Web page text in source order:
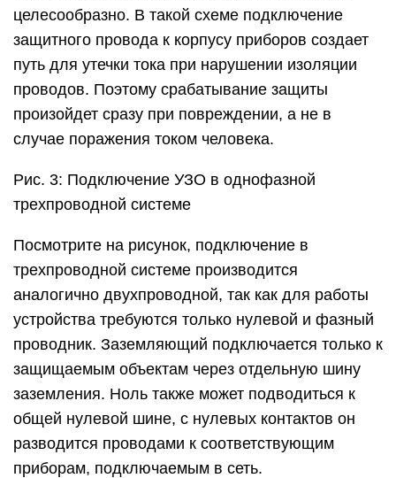
целесообразно. В такой схеме подключение
защитного провода к корпусу приборов создает
путь для утечки тока при нарушении изоляции
проводов. Поэтому срабатывание защиты
произойдет сразу при повреждении, а не в
случае поражения током человека.
Рис. 3: Подключение УЗО в однофазной
трехпроводной системе
Посмотрите на рисунок, подключение в
трехпроводной системе производится
аналогично двухпроводной, так как для работы
устройства требуются только нулевой и фазный
проводник. Заземляющий подключается только к
защищаемым объектам через отдельную шину
заземления. Ноль также может подводиться к
общей нулевой шине, с нулевых контактов он
разводится проводами к соответствующим
приборам, подключаемым в сеть.